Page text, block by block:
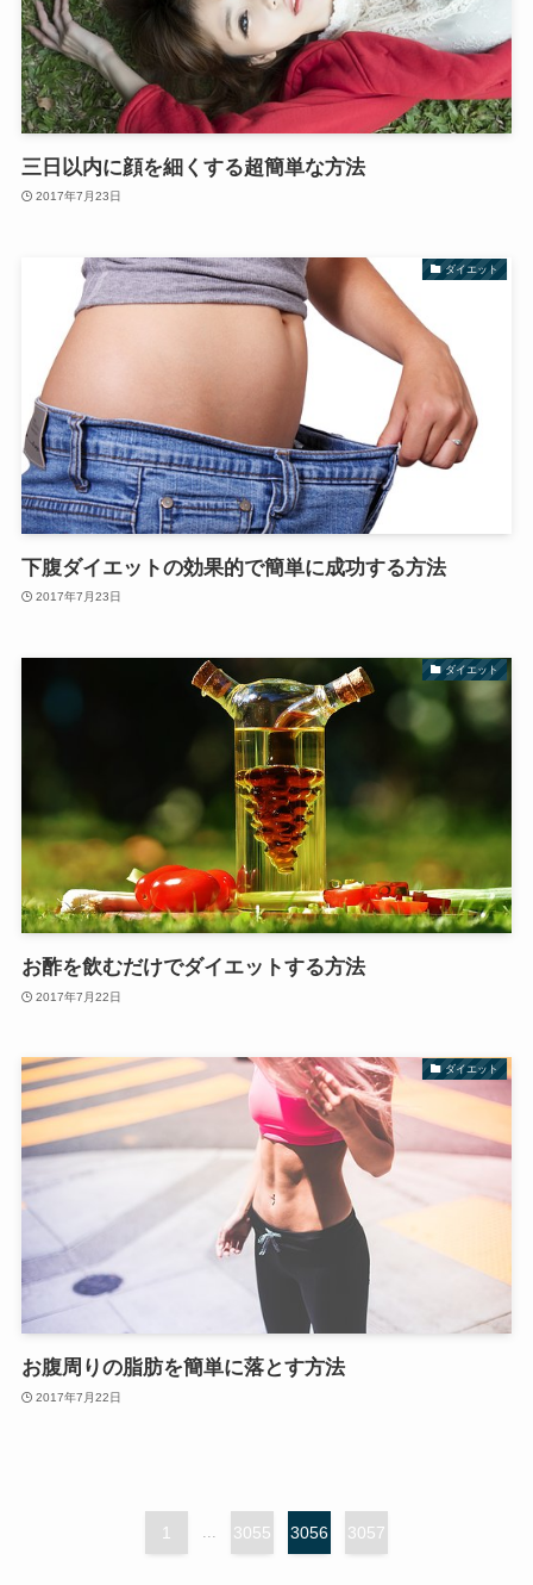
三日以内に顔を細くする超簡単な方法
2017年7月23日
ダイエット
下腹ダイエットの効果的で簡単に成功する方法
2017年7月23日
ダイエット
お酢を飲むだけでダイエットする方法
2017年7月22日
ダイエット
お腹周りの脂肪を簡単に落とす方法
2017年7月22日
1 ... 3055 3056 3057